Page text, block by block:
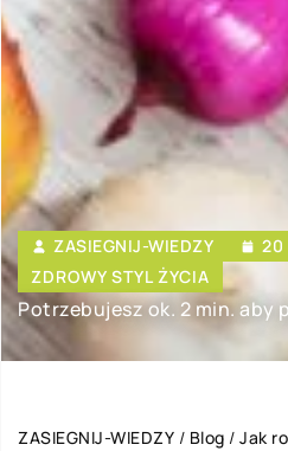
ZASIEGNIJ-WIEDZY
20
ZDROWY STYL ŻYCIA
Potrzebujesz ok. 2 min. aby
ZASIEGNIJ-WIEDZY / Blog / Jak